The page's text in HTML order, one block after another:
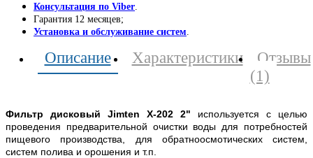
Консультация по Viber
Гарантия 12 месяцев;
Установка и обслуживание систем
Описание Характеристики
Отзывы
(1)
Фильтр дисковый Jimten Х-202 2" используется с целью
проведения предварительной очистки воды для потребностей
пищевого производства, для обратноосмотических систем,
систем полива и орошения и т.п.